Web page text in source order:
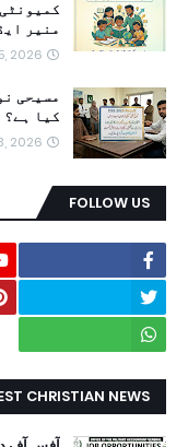
منیر
2026
مسیحی
کیا ہے؟
2026
FOLLOW US
CHRISTIAN NEWS